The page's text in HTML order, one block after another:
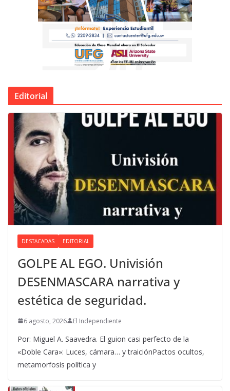
Editorial
DESTACADAS EDITORIAL
GOLPE AL EGO. Univisión
DESENMASCARA narrativa y
estética de seguridad.
6 agosto, 2026 El Independiente
Por: Miguel A. Saavedra. El guion casi perfecto de la
«Doble Cara»: Luces, cámara… y traiciónPactos ocultos,
metamorfosis política y